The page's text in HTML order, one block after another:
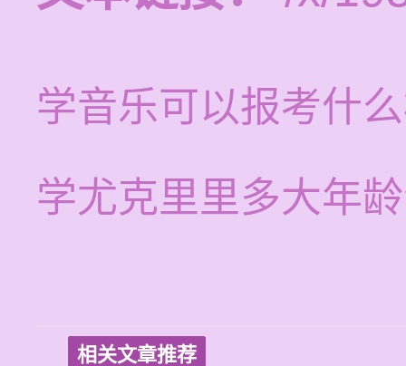
学音乐可以报考什
学尤克里里多大年
相关文章推荐